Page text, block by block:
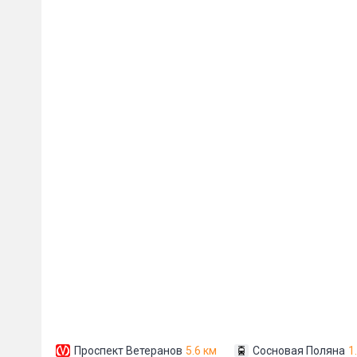
Проспект Ветеранов 5.6 км
Сосновая Поляна